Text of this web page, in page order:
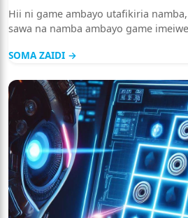
Hii ni game ambayo utafikiria
sawa na namba ambayo game
SOMA ZAIDI →